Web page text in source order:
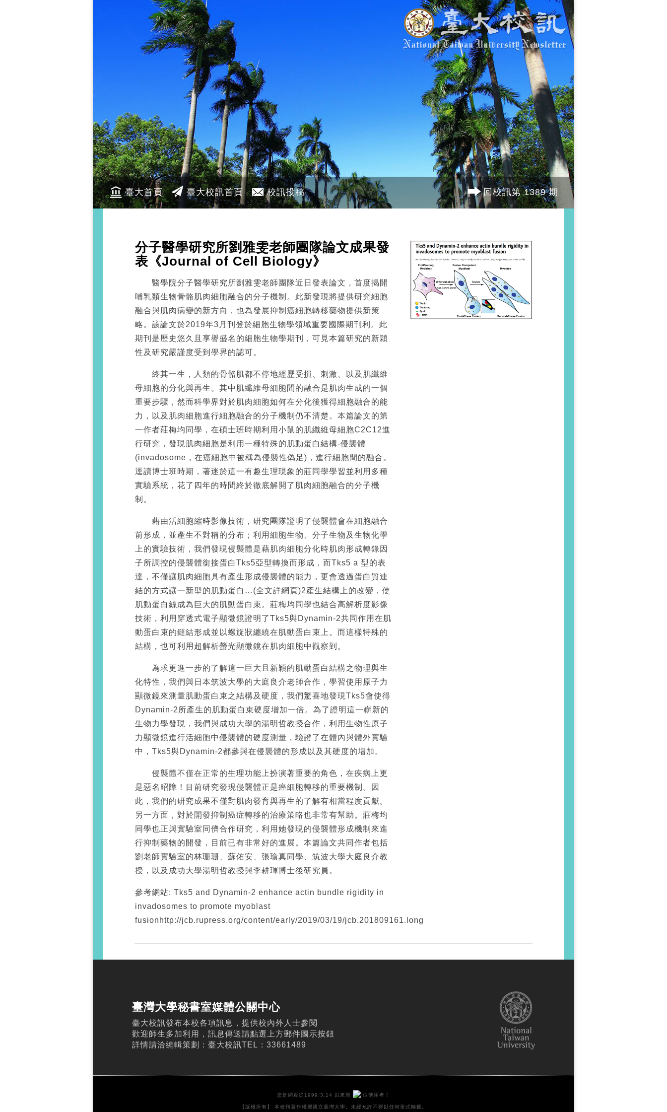
臺大首頁 臺大校訊首頁 校訊投稿 回校訊第 1389 期
分子醫學研究所劉雅雯老師團隊論文成果發
表《Journal of Cell Biology》
醫學院分子醫學研究所劉雅雯老師團隊近日發表論文，首度揭開
哺乳類生物骨骼肌肉細胞融合的分子機制。此新發現將提供研究細胞
融合與肌肉病變的新方向，也為發展抑制癌細胞轉移藥物提供新策
略。該論文於2019年3月刊登於細胞生物學領域重要國際期刊利 。此
期刊是歷史悠久且享譽盛名的細胞生物學期刊，可見本篇研究的新穎
性及研究嚴謹度受到學界的認可。
終其一生，人類的骨骼肌都不停地經歷受損、刺激、以及肌纖維
母細胞的分化與再生。其中肌纖維母細胞間的融合是肌肉生成的一個
重要步驟，然而科學界對於肌肉細胞如何在分化後獲得細胞融合的能
力，以及肌肉細胞進行細胞融合的分子機制仍不清楚。本篇論文的第
一作者莊梅均同學，在碩士班時期利用小鼠的肌纖維母細胞C2C12進
行研究，發現肌肉細胞是利用一種特殊的肌動蛋白結構-侵襲體
(invadosome，在癌細胞中被稱為侵襲性偽足)，進行細胞間的融合。
逕讀博士班時期，著迷於這一有趣生理現象的莊同學學習並利用多種
實驗系統，花了四年的時間終於徹底解開了肌肉細胞融合的分子機
制。
藉由活細胞縮時影像技術，研究團隊證明了侵襲體會在細胞融合
前形成，並產生不對稱的分布；利用細胞生物、分子生物及生物化學
上的實驗技術，我們發現侵襲體是藉肌肉細胞分化時肌肉形成轉錄因
子所調控的侵襲體銜接蛋白Tks5亞型轉換而形成，而Tks5 a 型的表
達，不僅讓肌肉細胞具有產生形成侵襲體的能力，更會透過蛋白質連
結的方式讓一新型的肌動蛋白…(全文詳網頁)2產生結構上的改變，使
肌動蛋白絲成為巨大的肌動蛋白束。莊梅均同學也結合高解析度影像
技術，利用穿透式電子顯微鏡證明了Tks5與Dynamin-2共同作用在肌
動蛋白束的鏈結形成並以螺旋狀纏繞在肌動蛋白束上。而這樣特殊的
結構，也可利用超解析螢光顯微鏡在肌肉細胞中觀察到。
為求更進一步的了解這一巨大且新穎的肌動蛋白結構之物理與生
化特性，我們與日本筑波大學的大庭良介老師合作，學習使用原子力
顯微鏡來測量肌動蛋白束之結構及硬度，我們驚喜地發現Tks5會使得
Dynamin-2所產生的肌動蛋白束硬度增加一倍。為了證明這一嶄新的
生物力學發現，我們與成功大學的湯明哲教授合作，利用生物性原子
力顯微鏡進行活細胞中侵襲體的硬度測量，驗證了在體內與體外實驗
中，Tks5與Dynamin-2都參與在侵襲體的形成以及其硬度的增加。
侵襲體不僅在正常的生理功能上扮演著重要的角色，在疾病上更
是惡名昭障！目前研究發現侵襲體正是癌細胞轉移的重要機制。因
此，我們的研究成果不僅對肌肉發育與再生的了解有相當程度貢獻。
另一方面，對於開發抑制癌症轉移的治療策略也非常有幫助。莊梅均
同學也正與實驗室同儕合作研究，利用她發現的侵襲體形成機制來進
行抑制藥物的開發，目前已有非常好的進展。本篇論文共同作者包括
劉老師實驗室的林珊珊、蘇佑安、張瑜真同學、筑波大學大庭良介教
授，以及成功大學湯明哲教授與李耕琿博士後研究員。
參考網站: Tks5 and Dynamin-2 enhance actin bundle rigidity in
invadosomes to promote myoblast
fusionhttp://jcb.rupress.org/content/early/2019/03/19/jcb.201809161.long
臺灣大學秘書室媒體公關中心
臺大校訊發布本校各項訊息，提供校內外人士參閱
歡迎師生多加利用，訊息傳送請點選上方郵件圖示按鈕
詳情請洽編輯策劃：臺大校訊TEL：33661489
您是網頁從1999.3.14 以來第 位使用者！
【版權所有】 本校刊著作權屬國立臺灣大學。未經允許不得以任何形式轉載。